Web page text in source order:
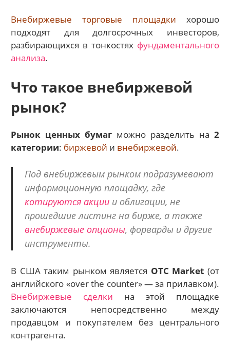
Внебиржевые торговые площадки хорошо
подходят для долгосрочных инвесторов,
разбирающихся в тонкостях фундаментального
анализа.
Что такое внебиржевой
рынок?
Рынок ценных бумаг можно разделить на 2
категории: биржевой и внебиржевой.
Под внебиржевым рынком подразумевают
информационную площадку, где
котируются акциии облигации, не
прошедшие листинг на бирже, а также
внебиржевые опционы, форварды и другие
инструменты.
В США таким рынком является OTC Market (от
английского «over the counter» — за прилавком).
Внебиржевые сделки на этой площадке
заключаются непосредственно между
продавцом и покупателем без центрального
контрагента.